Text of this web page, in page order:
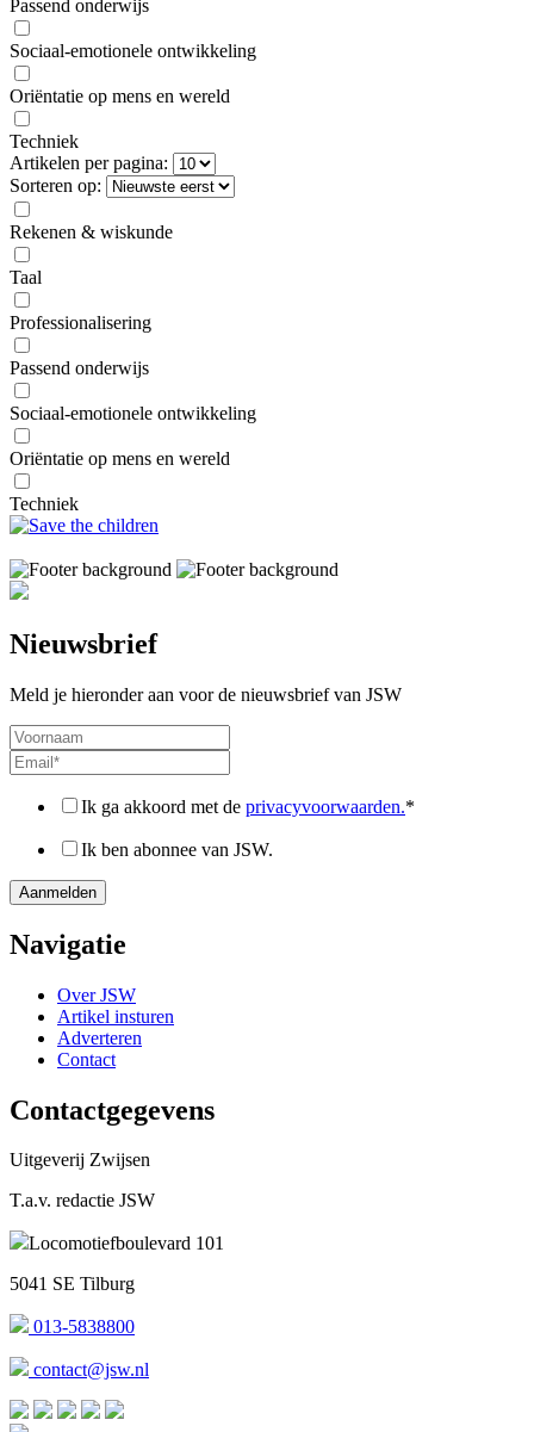
Passend onderwijs
Sociaal-emotionele ontwikkeling
Oriëntatie op mens en wereld
Techniek
Artikelen per pagina:
Sorteren op:
Rekenen & wiskunde
Taal
Professionalisering
Passend onderwijs
Sociaal-emotionele ontwikkeling
Oriëntatie op mens en wereld
Techniek
Nieuwsbrief
Meld je hieronder aan voor de nieuwsbrief van JSW
Ik ga akkoord met de privacyvoorwaarden.*
Ik ben abonnee van JSW.
Navigatie
Over JSW
Artikel insturen
Adverteren
Contact
Contactgegevens
Uitgeverij Zwijsen
T.a.v. redactie JSW
Locomotiefboulevard 101
5041 SE Tilburg
013-5838800
contact@jsw.nl